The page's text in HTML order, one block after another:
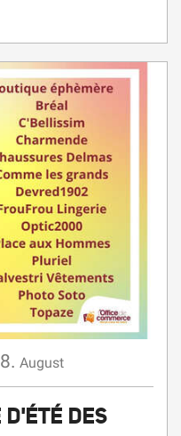
August
DES